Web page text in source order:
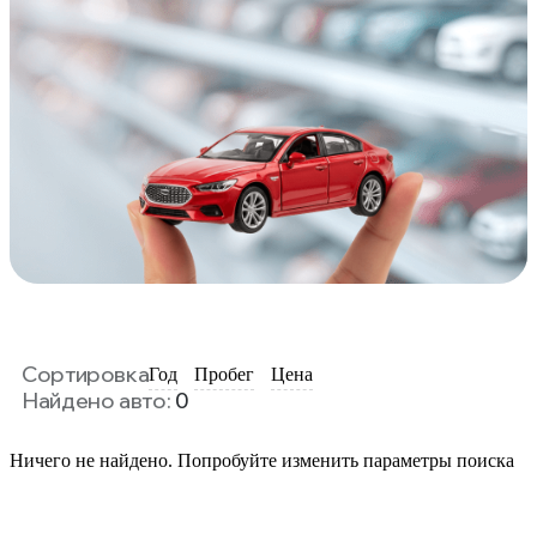
СортировкаГод Пробег Цена
Найдено авто: 0
Ничего не найдено. Попробуйте изменить параметры поиска